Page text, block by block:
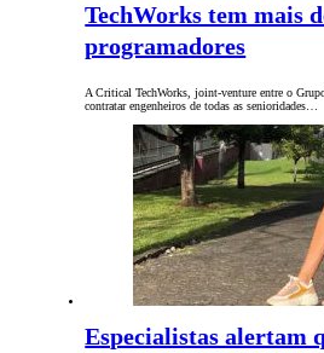
TechWorks tem mais
programadores
A Critical TechWorks, joint-venture entre o
contratar engenheiros de todas as senioridades…
Especialistas alertam